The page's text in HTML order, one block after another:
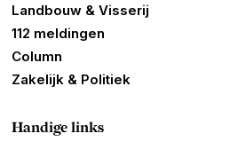
Landbouw & Visserij
112 meldingen
Column
Zakelijk & Politiek
Handige links